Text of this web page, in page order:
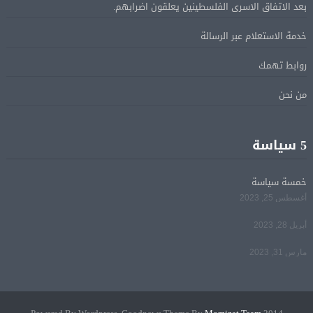
وزير الخارجية يبحث هاتفياً مع نظيره العراقي التطورات
هجوم للدعم السريع على بئر سليبة والجيش السودانى
يتصدى له
مصر تدين استهداف ناقلة نفط إماراتية في مضيق هرمز
بعد الاتفاق الاسرى الفلسطينين يعلقون اضرابهم.
خدمة الاستعلام عبر الرسالة
روابط تهمك
من نحن
5 سياسة
خمسة سياسة
أغسطس 25, 2023
أبريل 28, 2023
مارس 31, 2023